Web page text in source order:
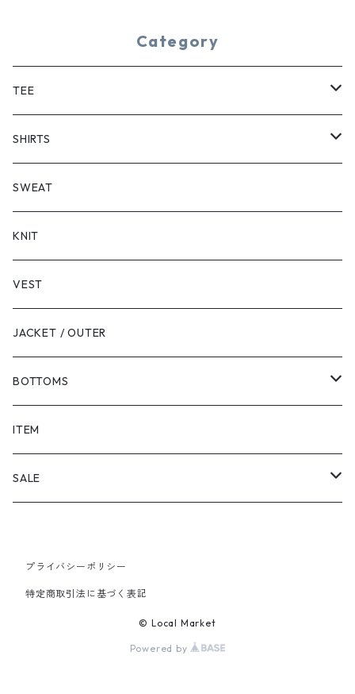
Category
TEE
SHORT SLEEVE
LONG SLEEVE
SHIRTS
SHORT SLEEVE
LONG SLEEVE
SWEAT
KNIT
VEST
JACKET / OUTER
BOTTOMS
SHORTS
PANTS
ITEM
SALE
PANTS
プライバシーポリシー
特定商取引法に基づく表記
© Local Market
Powered by